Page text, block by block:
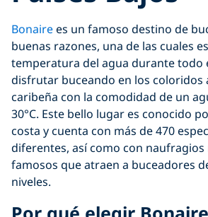
Bonairees un famoso destino de
buenas razones, una de las cuales
temperatura del agua durante todo
disfrutar buceando en los coloridos
caribeña con la comodidad de un
30°C. Este bello lugar es conocido
costa y cuenta con más de 470
diferentes, así como con
famosos que atraen a buceadores
niveles.